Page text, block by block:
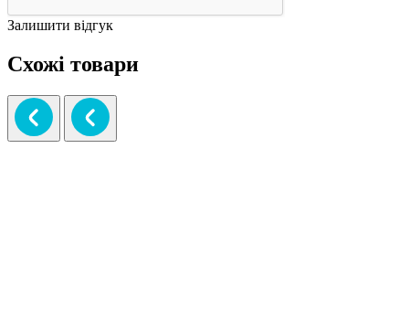
Залишити відгук
Схожі товари